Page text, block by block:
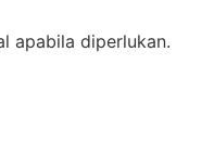
apabila diperlukan.